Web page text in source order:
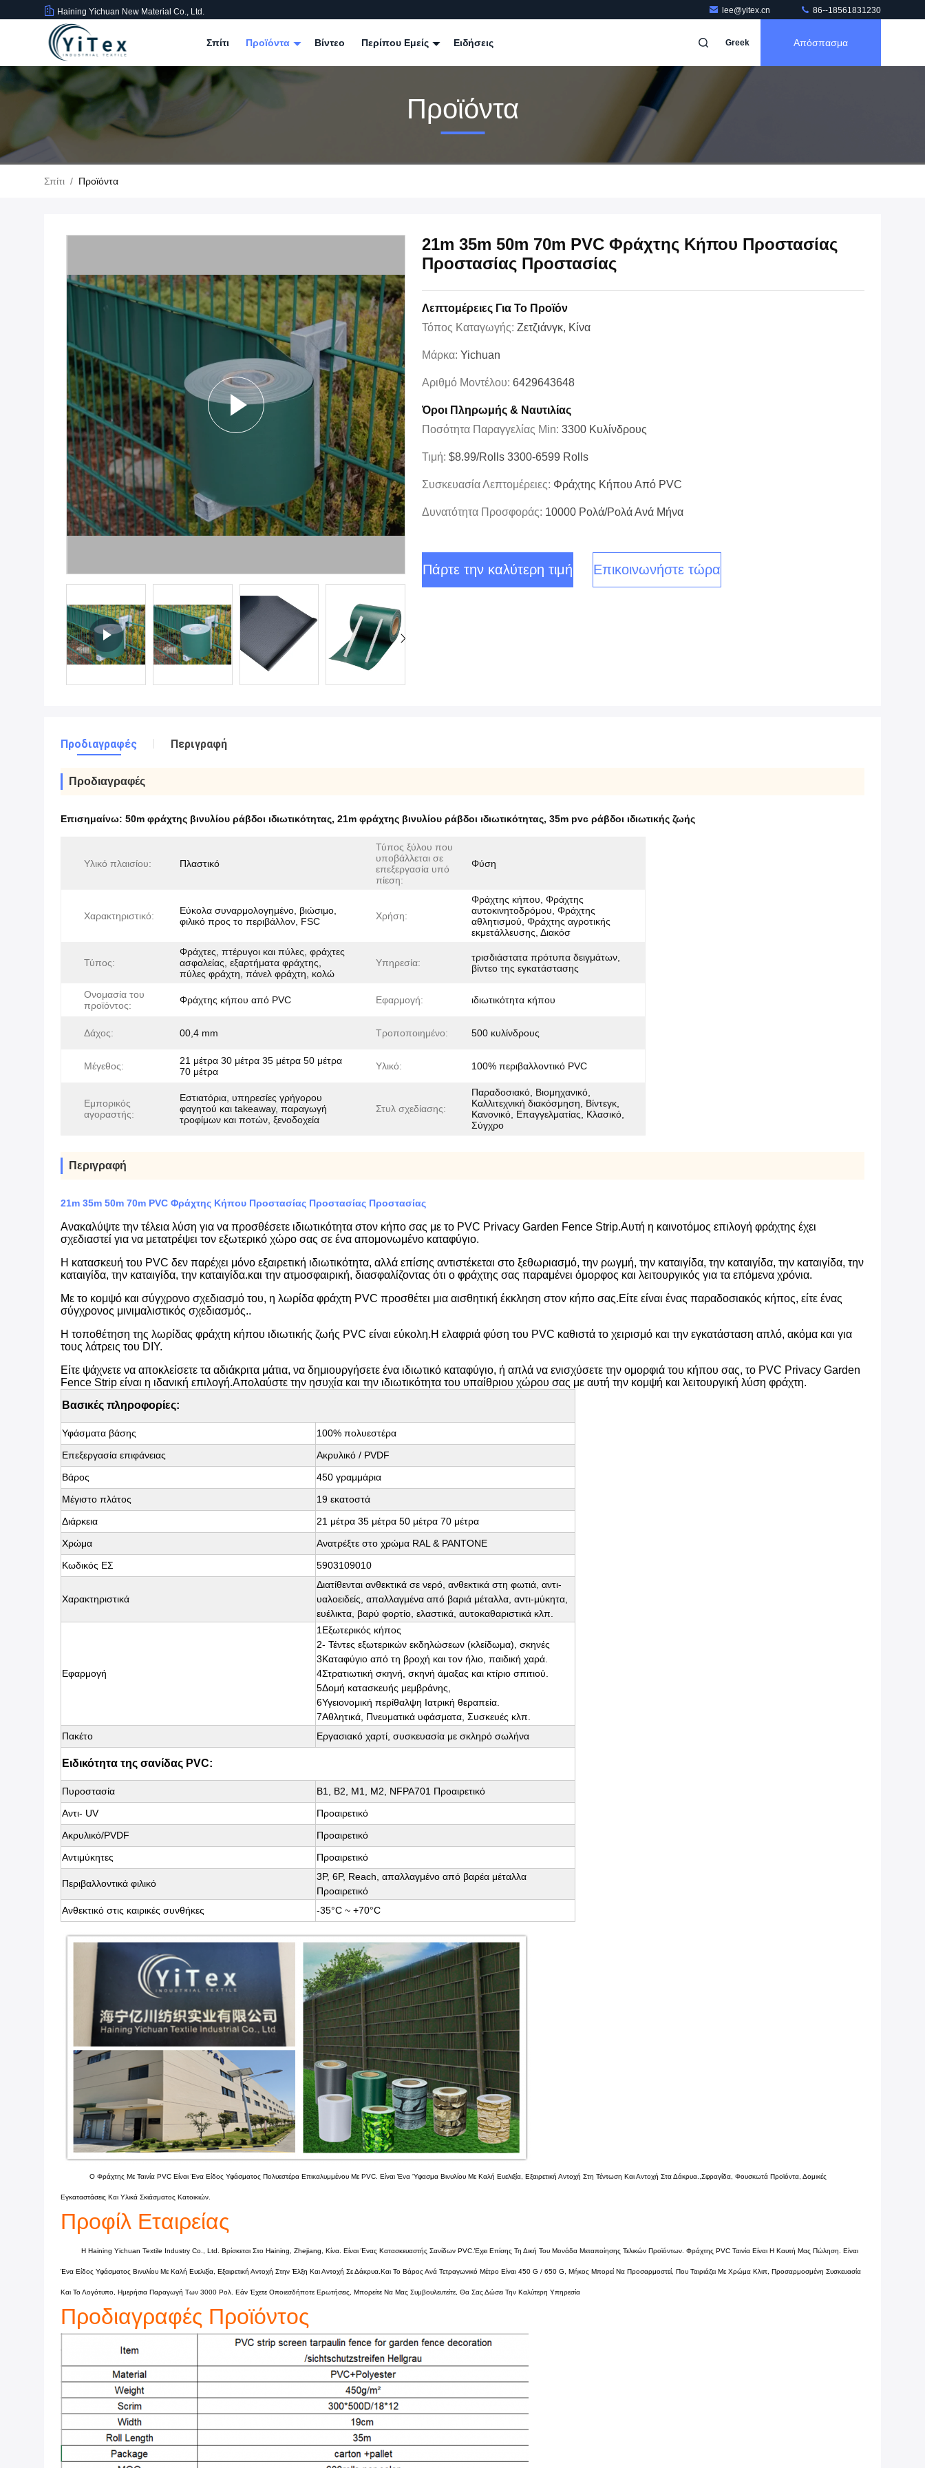
Haining Yichuan New Material Co., Ltd. lee@yitex.cn 86--18561831230
Σπίτι Προϊόντα Βίντεο Περίπου Εμείς Ειδήσεις Greek Απόσπασμα
Προϊόντα
Σπίτι / Προϊόντα
21m 35m 50m 70m PVC Φράχτης Κήπου Προστασίας
Προστασίας Προστασίας
Λεπτομέρειες Για Το Προϊόν
Τόπος Καταγωγής: Ζετζιάνγκ, Κίνα
Μάρκα: Yichuan
Αριθμό Μοντέλου: 6429643648
Όροι Πληρωμής & Ναυτιλίας
Ποσότητα Παραγγελίας Min: 3300 Κυλίνδρους
Τιμή: $8.99/rolls 3300-6599 Rolls
Συσκευασία Λεπτομέρειες: Φράχτης Κήπου Από PVC
Δυνατότητα Προσφοράς: 10000 Ρολά/ρολά Ανά Μήνα
Πάρτε την καλύτερη τιμή Επικοινωνήστε τώρα
Προδιαγραφές Περιγραφή
Προδιαγραφές
Επισημαίνω: 50m φράχτης βινυλίου ράβδοι ιδιωτικότητας, 21m φράχτης βινυλίου ράβδοι ιδιωτικότητας, 35m pvc ράβδοι ιδιωτικής ζωής
Υλικό πλαισίου: Πλαστικό
Τύπος ξύλου που
υποβάλλεται σε
επεξεργασία υπό
πίεση:
Φύση
Χαρακτηριστικό:
Εύκολα συναρμολογημένο, βιώσιμο,
φιλικό προς το περιβάλλον, FSC
Χρήση:
Φράχτης κήπου, Φράχτης
αυτοκινητοδρόμου, Φράχτης
αθλητισμού, Φράχτης αγροτικής
εκμετάλλευσης, Διακόσ
Τύπος:
Φράχτες, πτέρυγοι και πύλες, φράχτες
ασφαλείας, εξαρτήματα φράχτης,
πύλες φράχτη, πάνελ φράχτη, κολώ
Υπηρεσία:
τρισδιάστατα πρότυπα δειγμάτων,
βίντεο της εγκατάστασης
Ονομασία του
προϊόντος:
Φράχτης κήπου από PVC Εφαρμογή: ιδιωτικότητα κήπου
Δάχος: 00,4 mm Τροποποιημένο: 500 κυλίνδρους
Μέγεθος:
21 μέτρα 30 μέτρα 35 μέτρα 50 μέτρα
70 μέτρα
Υλικό: 100% περιβαλλοντικό PVC
Εμπορικός
αγοραστής:
Εστιατόρια, υπηρεσίες γρήγορου
φαγητού και takeaway, παραγωγή
τροφίμων και ποτών, ξενοδοχεία
Στυλ σχεδίασης:
Παραδοσιακό, Βιομηχανικό,
Καλλιτεχνική διακόσμηση, Βίντεγκ,
Κανονικό, Επαγγελματίας, Κλασικό,
Σύγχρο
Περιγραφή
21m 35m 50m 70m PVC Φράχτης Κήπου Προστασίας Προστασίας Προστασίας
Ανακαλύψτε την τέλεια λύση για να προσθέσετε ιδιωτικότητα στον κήπο σας με το PVC Privacy Garden Fence Strip.Αυτή η καινοτόμος επιλογή φράχτης έχει
σχεδιαστεί για να μετατρέψει τον εξωτερικό χώρο σας σε ένα απομονωμένο καταφύγιο.
Η κατασκευή του PVC δεν παρέχει μόνο εξαιρετική ιδιωτικότητα, αλλά επίσης αντιστέκεται στο ξεθωριασμό, την ρωγμή, την καταιγίδα, την καταιγίδα, την καταιγίδα, την
καταιγίδα, την καταιγίδα, την καταιγίδα.και την ατμοσφαιρική, διασφαλίζοντας ότι ο φράχτης σας παραμένει όμορφος και λειτουργικός για τα επόμενα χρόνια.
Με το κομψό και σύγχρονο σχεδιασμό του, η λωρίδα φράχτη PVC προσθέτει μια αισθητική έκκληση στον κήπο σας.Είτε είναι ένας παραδοσιακός κήπος, είτε ένας
σύγχρονος μινιμαλιστικός σχεδιασμός..
Η τοποθέτηση της λωρίδας φράχτη κήπου ιδιωτικής ζωής PVC είναι εύκολη.Η ελαφριά φύση του PVC καθιστά το χειρισμό και την εγκατάσταση απλό, ακόμα και για
τους λάτρεις του DIY.
Είτε ψάχνετε να αποκλείσετε τα αδιάκριτα μάτια, να δημιουργήσετε ένα ιδιωτικό καταφύγιο, ή απλά να ενισχύσετε την ομορφιά του κήπου σας, το PVC Privacy Garden
Fence Strip είναι η ιδανική επιλογή.Απολαύστε την ησυχία και την ιδιωτικότητα του υπαίθριου χώρου σας με αυτή την κομψή και λειτουργική λύση φράχτη.
Βασικές πληροφορίες:
Υφάσματα βάσης
100% πολυεστέρα
Επεξεργασία επιφάνειας
Ακρυλικό / PVDF
Βάρος
450 γραμμάρια
Μέγιστο πλάτος
19 εκατοστά
Διάρκεια
21 μέτρα 35 μέτρα 50 μέτρα 70 μέτρα
Χρώμα
Ανατρέξτε στο χρώμα RAL & PANTONE
Κωδικός ΕΣ
5903109010
Χαρακτηριστικά
Διατίθενται ανθεκτικά σε νερό, ανθεκτικά στη φωτιά, αντι-
υαλοειδείς, απαλλαγμένα από βαριά μέταλλα, αντι-μύκητα,
ευέλικτα, βαρύ φορτίο, ελαστικά, αυτοκαθαριστικά κλπ.
Εφαρμογή
1Εξωτερικός κήπος
2- Τέντες εξωτερικών εκδηλώσεων (κλείδωμα), σκηνές
3Καταφύγιο από τη βροχή και τον ήλιο, παιδική χαρά.
4Στρατιωτική σκηνή, σκηνή άμαξας και κτίριο σπιτιού.
5Δομή κατασκευής μεμβράνης,
6Υγειονομική περίθαλψη Ιατρική θεραπεία.
7Αθλητικά, Πνευματικά υφάσματα, Συσκευές κλπ.
Πακέτο
Εργασιακό χαρτί, συσκευασία με σκληρό σωλήνα
Ειδικότητα της σανίδας PVC:
Πυροστασία
Β1, Β2, Μ1, Μ2, NFPA701 Προαιρετικό
Αντι- UV
Προαιρετικό
Ακρυλικό/PVDF
Προαιρετικό
Αντιμύκητες
Προαιρετικό
Περιβαλλοντικά φιλικό
3P, 6P, Reach, απαλλαγμένο από βαρέα μέταλλα
Προαιρετικό
Ανθεκτικό στις καιρικές συνθήκες
-35°C ~ +70°C
Ο Φράχτης Με Ταινία PVC Είναι Ένα Είδος Υφάσματος Πολυεστέρα Επικαλυμμένου Με PVC. Είναι Ένα Ύφασμα Βινυλίου Με Καλή Ευελιξία, Εξαιρετική Αντοχή Στη Τέντωση Και Αντοχή Στα Δάκρυα.,Σφραγίδα, Φουσκωτά Προϊόντα, Δομικές
Εγκαταστάσεις Και Υλικά Σκιάσματος Κατοικιών.
Προφίλ Εταιρείας
Η Haining Yichuan Textile Industry Co., Ltd. Βρίσκεται Στο Haining, Zhejiang, Κίνα. Είναι Ένας Κατασκευαστής Σανίδων PVC.έχει Επίσης Τη Δική Του Μονάδα Μεταποίησης Τελικών Προϊόντων. Φράχτης PVC Ταινία Είναι Η Καυτή Μας Πώληση. Είναι
Ένα Είδος Υφάσματος Βινυλίου Με Καλή Ευελιξία, Εξαιρετική Αντοχή Στην Έλξη Και Αντοχή Σε Δάκρυα.και Το Βάρος Ανά Τετραγωνικό Μέτρο Είναι 450 G / 650 G, Μήκος Μπορεί Να Προσαρμοστεί, Που Ταιριάζει Με Χρώμα Κλιπ, Προσαρμοσμένη Συσκευασία
Και Το Λογότυπο, Ημερήσια Παραγωγή Των 3000 Ρολ. Εάν Έχετε Οποιεσδήποτε Ερωτήσεις, Μπορείτε Να Μας Συμβουλευτείτε, Θα Σας Δώσει Την Καλύτερη Υπηρεσία
Προδιαγραφές Προϊόντος